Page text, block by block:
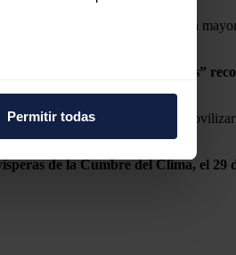
haya proporcionado o
Permitir todas
anónimos por el clima”, la
“con decenas de miles de firmas”
abajo, por eso queremos
de la Cumbre del Clima, el 29